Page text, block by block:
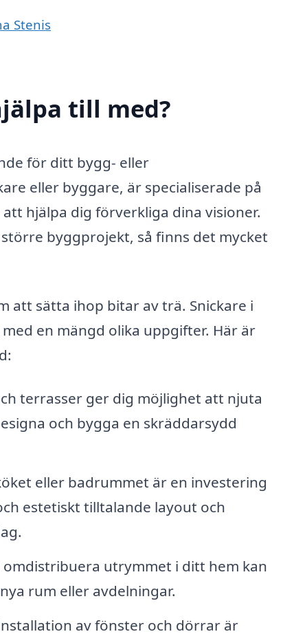
Stenis
till med?
för ditt bygg- eller
eller byggare, är specialiserade på
hjälpa dig förverkliga dina visioner.
byggprojekt, så finns det mycket
att sätta ihop bitar av trä. Snickare i
en mängd olika uppgifter. Här är
terrasser ger dig möjlighet att njuta
och bygga en skräddarsydd
eller badrummet är en investering
estetiskt tilltalande layout och
utrymmet i ditt hem kan
rum eller avdelningar.
av fönster och dörrar är